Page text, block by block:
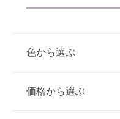
色から選ぶ
赤
価格から選ぶ